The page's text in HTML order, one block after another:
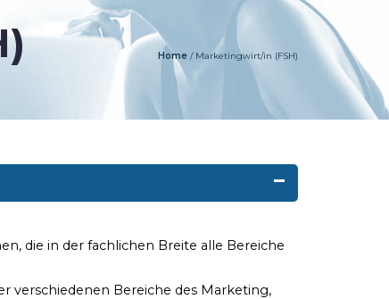
Home / Marketingwirt/in (FSH)
die in der fachlichen Breite alle Bereiche
verschiedenen Bereiche des Marketing,